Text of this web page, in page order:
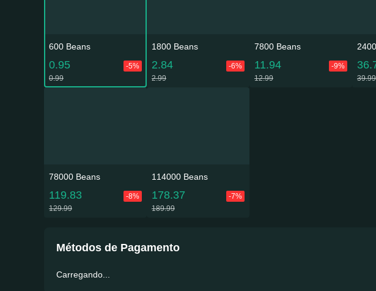
600 Beans
0.95
-5%
0.99
1800 Beans
2.84
-6%
2.99
7800 Beans
11.94
-9%
12.99
39.99
78000 Beans
119.83
-8%
129.99
114000 Beans
178.37
-7%
189.99
Métodos de Pagamento
Carregando...